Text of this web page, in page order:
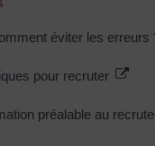
éviter les erreurs
pour recruter
préalable au